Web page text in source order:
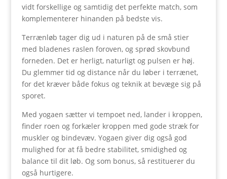
vidt forskellige og samtidig det perfekte match, som
komplementerer hinanden på bedste vis.
Terrænløb tager dig ud i naturen på de små stier
med bladenes raslen foroven, og sprød skovbund
forneden. Det er herligt, naturligt og pulsen er høj.
Du glemmer tid og distance når du løber i terrænet,
for det kræver både fokus og teknik at bevæge sig på
sporet.
Med yogaen sætter vi tempoet ned, lander i kroppen,
finder roen og forkæler kroppen med gode stræk for
muskler og bindevæv. Yogaen giver dig også god
mulighed for at få bedre stabilitet, smidighed og
balance til dit løb. Og som bonus, så restituerer du
også hurtigere.